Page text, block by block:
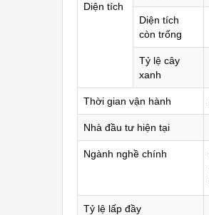
Diện tích
Diện tích
còn trống
Tỷ lệ cây
xanh
Thời gian vận hành
Nhà đầu tư hiện tại
Ngành nghề chính
Tỷ lệ lấp đầy